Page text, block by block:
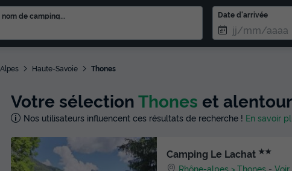
de camping... Date d'arrivée
Haute-Savoie Thones
Votre sélectionThones et
Nos utilisateurs influencent ces résultats de recherche ! En savoir
Camping Le Lachat ★★
Rhône-alpes Thones -